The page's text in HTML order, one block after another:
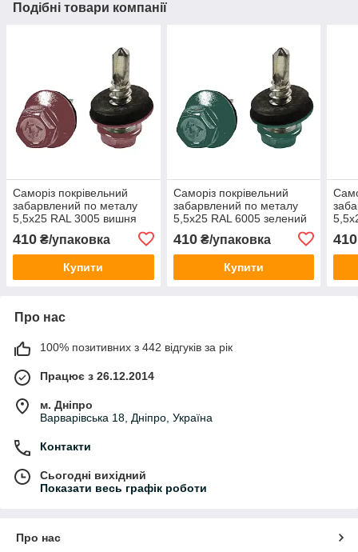
Подібні товари компанії
Саморіз покрівельний
забарвлений по металу
5,5х25 RAL 3005 вишня
410 ₴/упаковка
Купити
Саморіз покрівельний
забарвлений по металу
5,5х25 RAL 6005 зелений
410₴/упаковка
Купити
410
Про нас
100% позитивних з 442 відгуків за рік
Працює з 26.12.2014
м. Дніпро
Варварівська 18, Дніпро, Україна
Контакти
Сьогодні вихідний
Показати весь графік роботи
Про нас